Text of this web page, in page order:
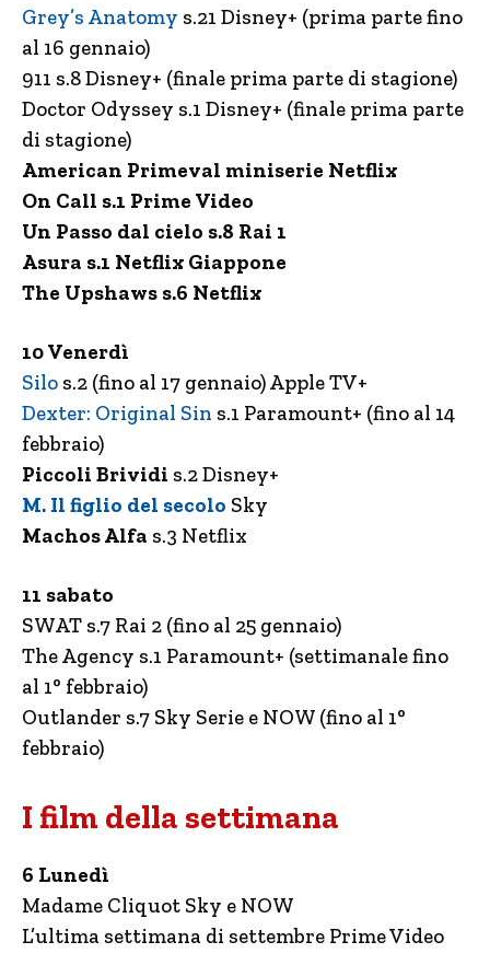
Grey’s Anatomy s.21 Disney+ (prima parte fino
al 16 gennaio)
911 s.8 Disney+ (finale prima parte di stagione)
Doctor Odyssey s.1 Disney+ (finale prima parte
di stagione)
American Primeval miniserie Netflix
On Call s.1 Prime Video
Un Passo dal cielo s.8 Rai 1
Asura s.1 Netflix Giappone
The Upshaws s.6 Netflix
10 Venerdì
Silo s.2 (fino al 17 gennaio) Apple TV+
Dexter: Original Sin s.1 Paramount+ (fino al 14
febbraio)
Piccoli Brividi s.2 Disney+
M. Il figlio del secolo Sky
Machos Alfa s.3 Netflix
11 sabato
SWAT s.7 Rai 2 (fino al 25 gennaio)
The Agency s.1 Paramount+ (settimanale fino
al 1° febbraio)
Outlander s.7 Sky Serie e NOW (fino al 1°
febbraio)
I film della settimana
6 Lunedì
Madame Cliquot Sky e NOW
L’ultima settimana di settembre Prime Video